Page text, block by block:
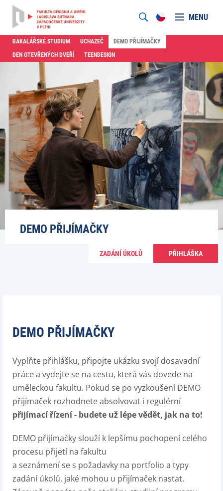
MENU
BAKALÁŘSKÉ STUDIUM UCHAZEČ
DEMO PŘIJÍMAČKY
DEN OTEVŘENÝCH DVEŘÍ
TEENDESIGN
DEMO PŘIJÍMAČKY
PŘIHLÁŠKA
ZADÁNÍ ÚKOLŮ
DEMO PŘIJÍMAČKY
Vyplňte přihlášku, připojte ukázku svojí dosavadní
práce a vydejte se na cestu, která vás dovede na
uměleckou fakultu. Pokud se po vyzkoušení DEMO
přijímaček rozhodnete absolvovat i regulérní
přijímací řízení - budete už lépe vědět, jak na to!
DEMO přijímačky slouží k lepšímu pochopení celého
procesu přijetí na fakultu
a seznámení se s požadavky na portfolio a typy
zadání úkolů, jaké mohou u přijímaček nastat.